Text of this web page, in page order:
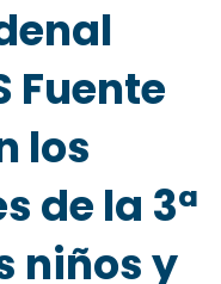
Fuente
los
de la 3ª
niños y